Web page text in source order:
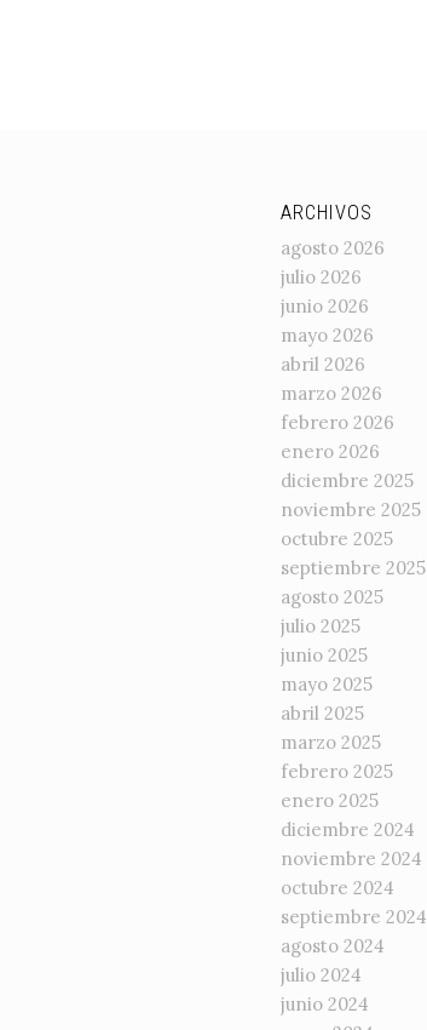
ARCHIVOS
agosto 2026
julio 2026
junio 2026
mayo 2026
abril 2026
marzo 2026
febrero 2026
enero 2026
diciembre 2025
noviembre 2025
octubre 2025
septiembre 2025
agosto 2025
julio 2025
junio 2025
mayo 2025
abril 2025
marzo 2025
febrero 2025
enero 2025
diciembre 2024
noviembre 2024
octubre 2024
septiembre 2024
agosto 2024
julio 2024
junio 2024